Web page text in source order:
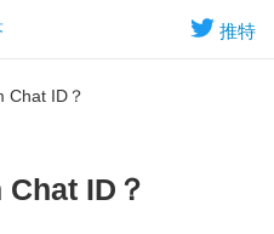
推特
Chat ID？
ID？